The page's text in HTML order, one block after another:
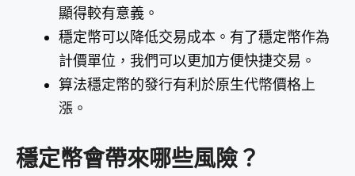
顯得較有意義。
穩定幣可以降低交易成本。有了穩定幣作為
計價單位，我們可以更加方便快捷交易。
算法穩定幣的發行有利於原生代幣價格上
漲。
穩定幣會帶來哪些風險？